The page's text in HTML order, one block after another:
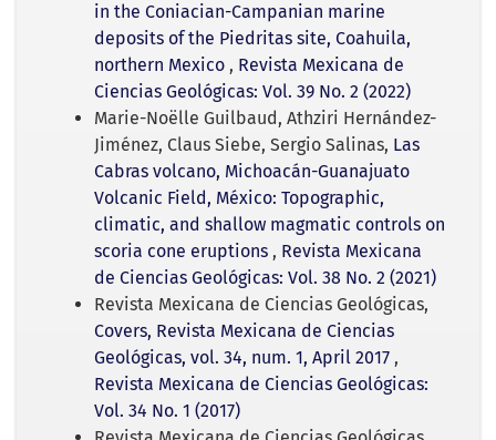
in the Coniacian-Campanian marine
deposits of the Piedritas site, Coahuila,
northern Mexico , Revista Mexicana de
Ciencias Geológicas: Vol. 39 No. 2 (2022)
Marie-Noëlle Guilbaud, Athziri Hernández-
Jiménez, Claus Siebe, Sergio Salinas, Las
Cabras volcano, Michoacán-Guanajuato
Volcanic Field, México: Topographic,
climatic, and shallow magmatic controls on
scoria cone eruptions , Revista Mexicana
de Ciencias Geológicas: Vol. 38 No. 2 (2021)
Revista Mexicana de Ciencias Geológicas,
Covers, Revista Mexicana de Ciencias
Geológicas, vol. 34, num. 1, April 2017 ,
Revista Mexicana de Ciencias Geológicas:
Vol. 34 No. 1 (2017)